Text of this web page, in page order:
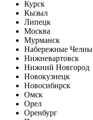
Курск
Кызыл
Липецк
Москва
Мурманск
Набережные Челны
Нижневартовск
Нижний Новгород
Новокузнецк
Новосибирск
Омск
Орел
Оренбург